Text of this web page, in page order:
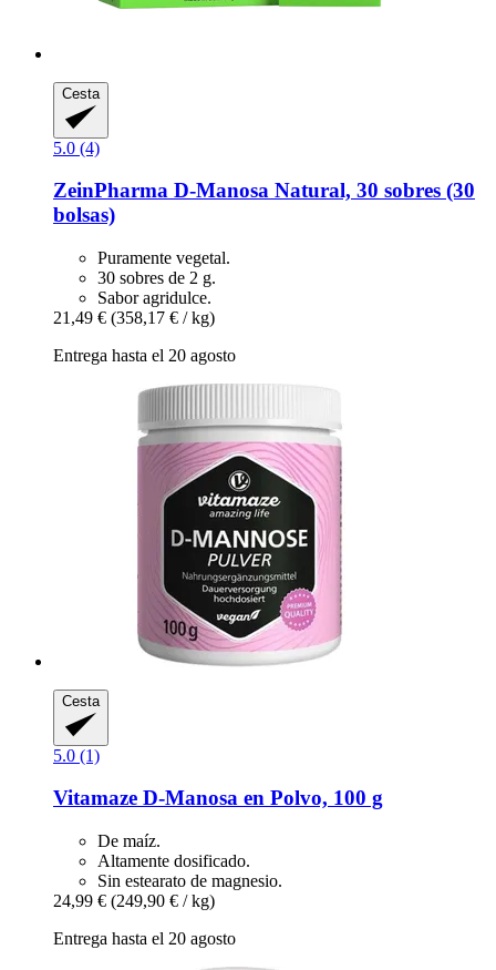
Cesta
5.0 (4)
ZeinPharma D-​Manosa Natural, 30 sobres (30
bolsas)
Puramente vegetal.
30 sobres de 2 g.
Sabor agridulce.
21,49 € (358,17 € / kg)
Entrega hasta el 20 agosto
Cesta
5.0 (1)
Vitamaze D-​Manosa en Polvo, 100 g
De maíz.
Altamente dosificado.
Sin estearato de magnesio.
24,99 € (249,90 € / kg)
Entrega hasta el 20 agosto